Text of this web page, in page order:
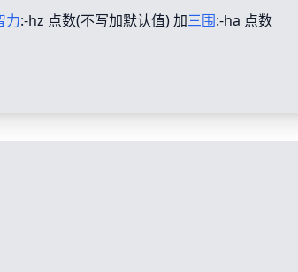
力:-hz 点数(不写加默认值) 加三围:-ha 点数